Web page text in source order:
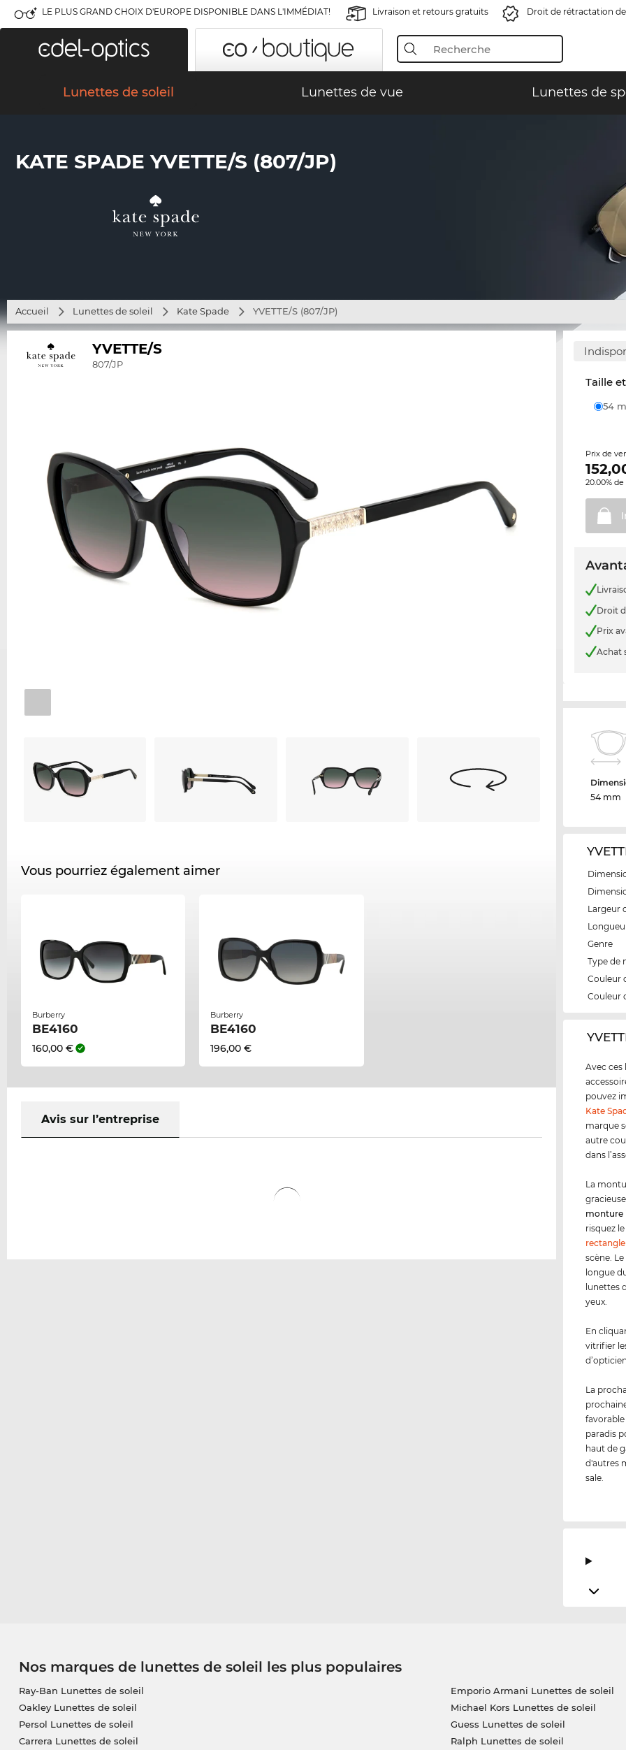
LE PLUS GRAND CHOIX D'EUROPE DISPONIBLE DANS L'IMMÉDIAT! Livraison et retours gratuits Droit de rétractation
Lunettes de soleil Lunettes de vue Lunettes de
KATE SPADE YVETTE/S (807/JP)
Accueil Lunettes de soleil Kate Spade YVETTE/S (807/JP)
YVETTE/S
807/JP
Vous pourriez également aimer
Burberry
BE4160
160,00 €
Burberry
BE4160
196,00 €
Avis sur l’entreprise
Taille
54
Prix de
20.00%
Droit
Prix
Achat
54 mm
Largeur
Genre
Type de
Couleur
Couleur
Avec ces
pouvez
Kate
marque
autre
dans
La
monture
risquez
rectangle
scène. Le
longue
lunettes
yeux.
En
vitrifier
La
paradis
haut de
d'autres
sale.
Nos marques de lunettes de soleil les plus populaires
Ray-Ban Lunettes de soleil
Oakley Lunettes de soleil
Persol Lunettes de soleil
Carrera Lunettes de soleil
Emporio Armani Lunettes de soleil
Michael Kors Lunettes de soleil
Guess Lunettes de soleil
Ralph Lunettes de soleil